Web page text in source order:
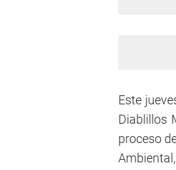
Este
Diablillos
proceso